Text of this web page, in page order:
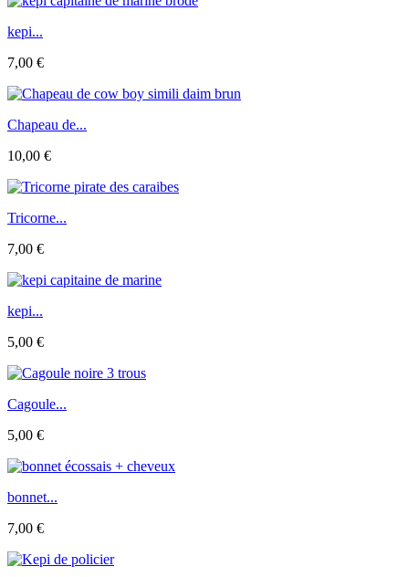
kepi...
7,00 €
Chapeau de...
10,00 €
Tricorne...
7,00 €
kepi...
5,00 €
Cagoule...
5,00 €
bonnet...
7,00 €